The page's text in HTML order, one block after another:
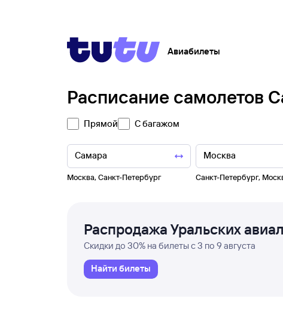
Авиабилеты
Расписание самолетов
Прямой С багажом
Москва, Санкт-Петербург Санкт-Петербург,
Распродажа Уральских
Скидки до 30% на билеты с 3 по 9 августа
Найти билеты